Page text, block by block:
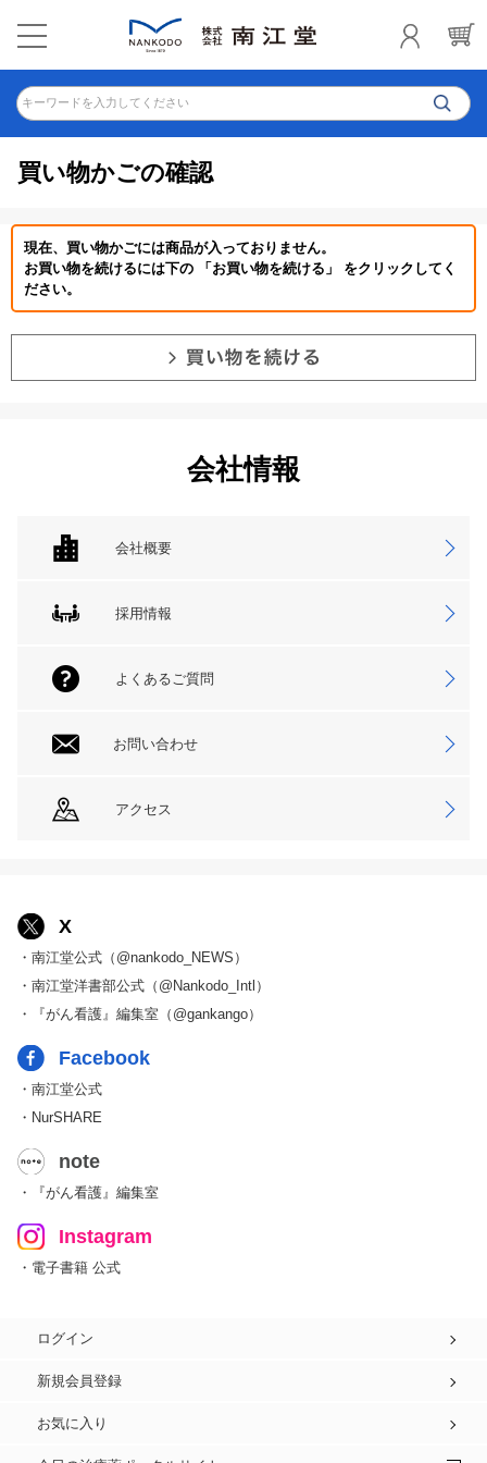
キーワードを入力してください
買い物かごの確認
現在、買い物かごには商品が入っておりません。
お買い物を続けるには下の 「お買い物を続ける」 をクリックしてく
ださい。
会社情報
会社概要
採用情報
よくあるご質問
お問い合わせ
アクセス
X
・南江堂公式（@nankodo_NEWS）
・南江堂洋書部公式（@Nankodo_Intl）
・『がん看護』編集室（@gankango）
Facebook
・南江堂公式
・NurSHARE
note
・『がん看護』編集室
Instagram
・電子書籍 公式
ログイン
新規会員登録
お気に入り